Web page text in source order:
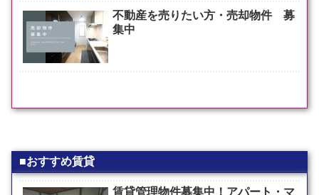
不動産を売りたい方・売却物件 募
集中
■おすすめ賃貸
賃貸管理物件募集中！アパート・マ